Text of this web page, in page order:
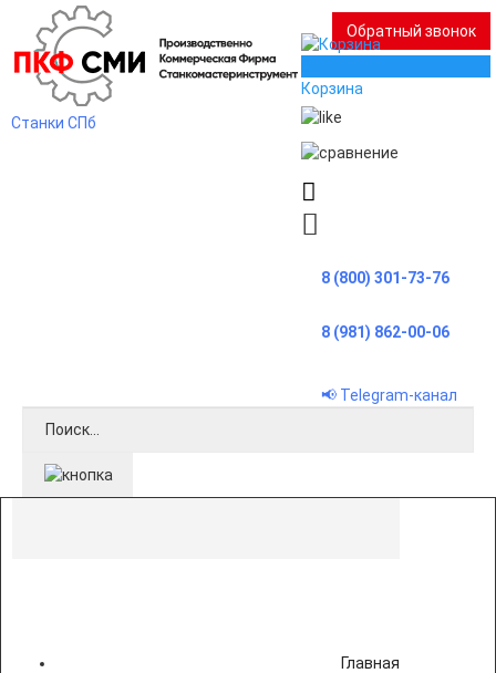
Станки СПб
Обратный звонок
Корзина
8 (800) 301-73-76
8 (981) 862-00-06
📢 Telegram-канал
Главная